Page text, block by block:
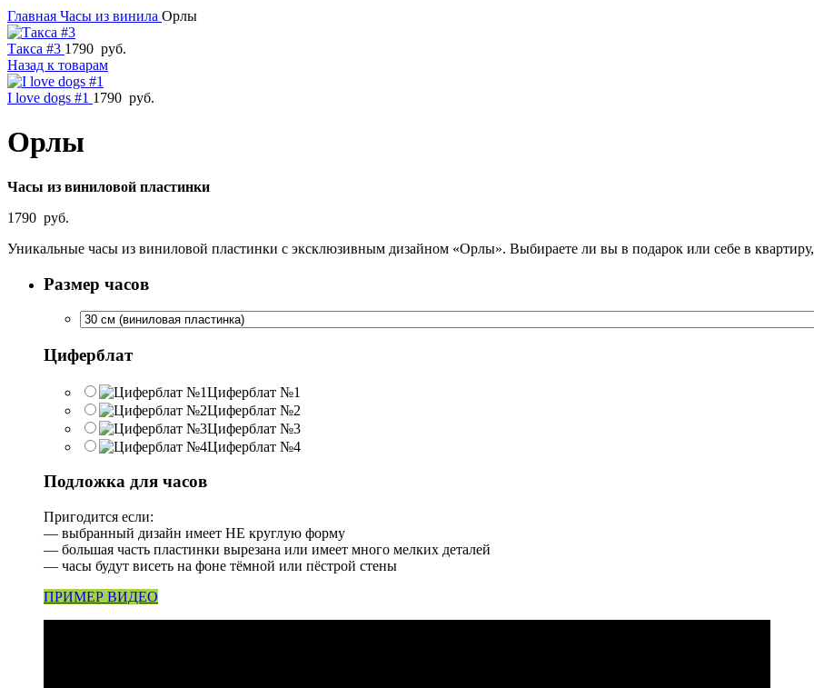
Главная Часы из винила Орлы
Такса #3 1790 руб.
Назад к товарам
I love dogs #1 1790 руб.
Орлы
Часы из виниловой пластинки
1790 руб.
Уникальные часы из виниловой пластинки с эксклюзивным дизайном «Орлы». Выбираете ли вы в подарок или себе в квартиру,
Размер часов
Циферблат
Циферблат №1
Циферблат №2
Циферблат №3
Циферблат №4
Подложка для часов
Пригодится если:
— выбранный дизайн имеет НЕ круглую форму
— большая часть пластинки вырезана или имеет много мелких деталей
— часы будут висеть на фоне тёмной или пёстрой стены
ПРИМЕР ВИДЕО